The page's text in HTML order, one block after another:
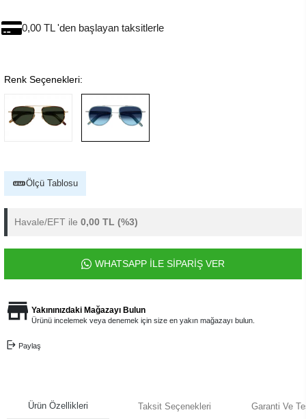
0,00 TL 'den başlayan taksitlerle
Renk Seçenekleri:
Ölçü Tablosu
Havale/EFT ile 0,00 TL (%3)
WHATSAPP İLE SİPARİŞ VER
Yakınınızdaki Mağazayı Bulun
Ürünü incelemek veya denemek için size en yakın mağazayı bulun.
Paylaş
Ürün Özellikleri Taksit Seçenekleri Garanti Ve